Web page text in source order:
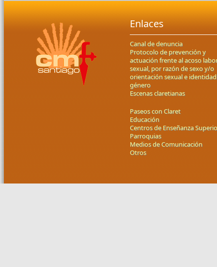
Enlaces
Canal de denuncia
Protocolo de prevención y
actuación frente al acoso
sexual, por razón de sexo y/o
orientación sexual e
género
Escenas claretianas
Paseos con Claret
Educación
Centros de Enseñanza
Parroquias
Medios de Comunicación
Otros